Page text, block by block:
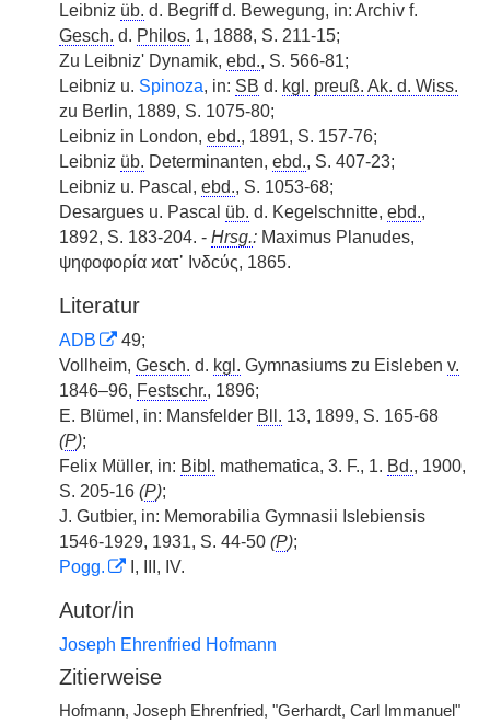
Leibniz üb. d. Begriff d. Bewegung, in: Archiv f.
Gesch. d. Philos. 1, 1888, S. 211-15;
Zu Leibniz' Dynamik, ebd., S. 566-81;
Leibniz u. Spinoza, in: SB d. kgl. preuß. Ak. d. Wiss.
zu Berlin, 1889, S. 1075-80;
Leibniz in London, ebd., 1891, S. 157-76;
Leibniz üb. Determinanten, ebd., S. 407-23;
Leibniz u. Pascal, ebd., S. 1053-68;
Desargues u. Pascal üb. d. Kegelschnitte, ebd.,
1892, S. 183-204. - Hrsg.: Maximus Planudes,
ψηφοφορία ϰατ᾽ Ινδϲύς, 1865.
Literatur
ADB
49;
Vollheim, Gesch. d. kgl. Gymnasiums zu Eisleben v.
1846–96, Festschr., 1896;
E. Blümel, in: Mansfelder Bll. 13, 1899, S. 165-68
(P);
Felix Müller, in: Bibl. mathematica, 3. F., 1. Bd., 1900,
S. 205-16 (P);
J. Gutbier, in: Memorabilia Gymnasii Islebiensis
1546-1929, 1931, S. 44-50 (P);
Pogg.
I, III, IV.
Autor/in
Joseph Ehrenfried Hofmann
Zitierweise
Hofmann, Joseph Ehrenfried, "Gerhardt, Carl Immanuel"